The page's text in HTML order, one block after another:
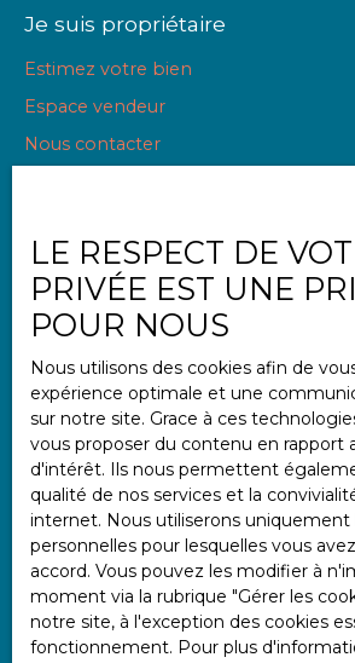
Je suis propriétaire
Estimez votre bien
Espace vendeur
Nous contacter
Informations
Nos honoraires
Mentions légales
Politique de confidentialité
Plan du site
Gérer les cookies
Propulsé par
+33 2 97 47 11 11
LE RESPECT DE
PRIVÉE EST UNE
POUR NOUS
Nous utilisons des cookies afin de
expérience optimale et une
sur notre site. Grace à ces
vous proposer du contenu en rapport
d'intérêt. Ils nous permettent
qualité de nos services et la
internet. Nous utiliserons uniquement
personnelles pour lesquelles vous
accord. Vous pouvez les modifier à
moment via la rubrique ″Gérer les
notre site, à l'exception des cookies
fonctionnement. Pour plus